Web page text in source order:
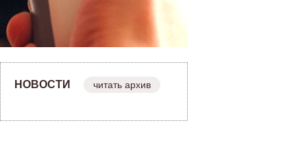
НОВОСТИ читать архив